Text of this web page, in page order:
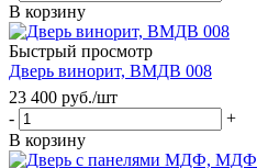
В корзину
Быстрый просмотр
Дверь винорит, ВМДВ 008
23 400 руб./шт
-
+
В корзину